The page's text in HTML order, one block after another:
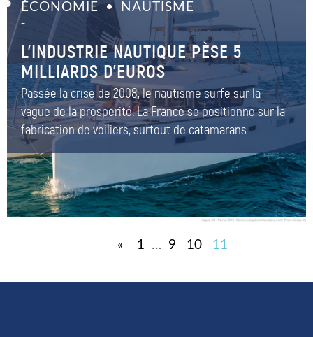
ÉCONOMIE NAUTISME
–
L’INDUSTRIE NAUTIQUE PÈSE 5
MILLIARDS D’EUROS
Passée la crise de 2008, le nautisme surfe sur la
vague de la prosperité. La France se positionne sur la
fabrication de voiliers, surtout de catamarans
« 1 … 9 10 11